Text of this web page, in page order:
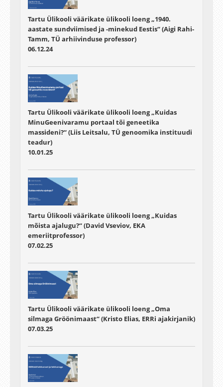
Tartu Ülikooli väärikate ülikooli loeng „1940.
aastate sundviimised ja -minekud Eestis“ (Aigi Rahi-
Tamm, TÜ arhiivinduse professor)
06.12.24
Tartu Ülikooli väärikate ülikooli loeng „Kuidas
MinuGeenivaramu portaal tõi geneetika
massideni?“ (Liis Leitsalu, TÜ genoomika instituudi
teadur)
10.01.25
Tartu Ülikooli väärikate ülikooli loeng „Kuidas
mõista ajalugu?“ (David Vseviov, EKA
emeriitprofessor)
07.02.25
Tartu Ülikooli väärikate ülikooli loeng „Oma
silmaga Gröönimaast“ (Kristo Elias, ERRi ajakirjanik)
07.03.25